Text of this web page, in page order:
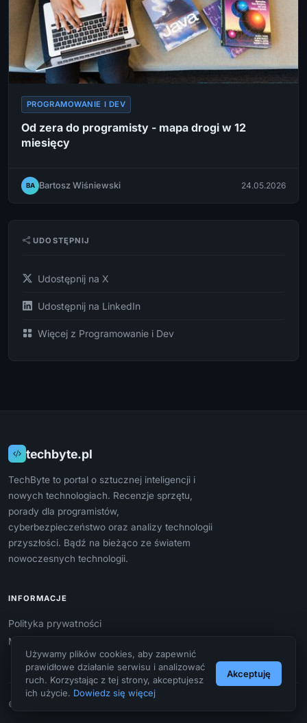
PROGRAMOWANIE I DEV
Od zera do programisty - mapa drogi w 12
miesięcy
BA Bartosz Wiśniewski 24.05.2026
UDOSTĘPNIJ
Udostępnij na X
Udostępnij na LinkedIn
Więcej z Programowanie i Dev
techbyte.pl
TechByte to portal o sztucznej inteligencji i
nowych technologiach. Recenzje sprzętu,
porady dla programistów,
cyberbezpieczeństwo oraz analizy technologii
przyszłości. Bądź na bieżąco ze światem
nowoczesnych technologii.
INFORMACJE
Polityka prywatności
Mapa strony
© 2026 techbyte.pl. Wszelkie prawa zastrzeżone.
Używamy plików cookies, aby zapewnić
prawidłowe działanie serwisu i analizować
ruch. Korzystając z tej strony, akceptujesz
ich użycie. Dowiedz się więcej
Akceptuję